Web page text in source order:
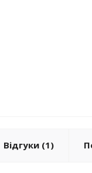
Відгуки (1)